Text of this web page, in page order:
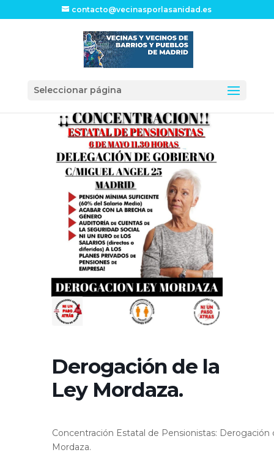
contacto@vecinasporlasanidad.es
Seleccionar página
Derogación de la
Ley Mordaza.
Concentración Estatal de Pensionistas: Derogación
Mordaza.